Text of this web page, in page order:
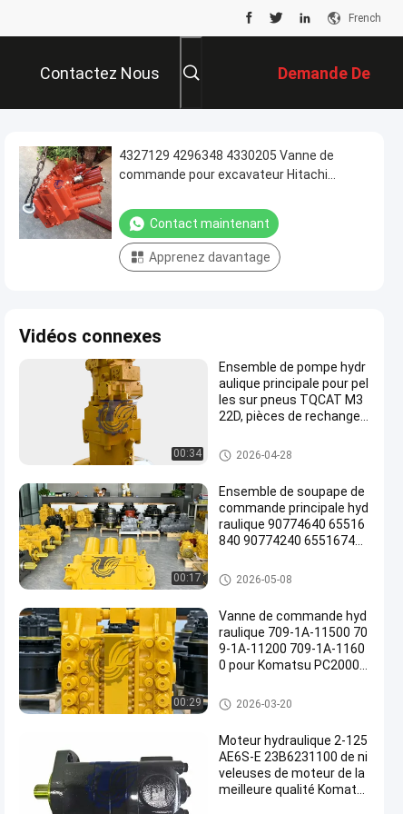
French
Contactez Nous Demande De
Soumission
4327129 4296348 4330205 Vanne de
commande pour excavateur Hitachi
Contact maintenant
Apprenez davantage
Vidéos connexes
00:34
Ensemble de pompe hydr
aulique principale pour pel
les sur pneus TQCAT M3
22D, pièces de rechange r
196-8429 251-8036 432-8
163 251-8037 432-8569
Excavatrice Hydraulic Pump
2026-04-28
00:17
Ensemble de soupape de
commande principale hyd
raulique 90774640 65516
840 90774240 65516740
000-6 PC4000-6, pièces d
e rechange pour mines de
Excavatrice Main Control Valv
e
2026-05-08
00:29
Vanne de commande hyd
raulique 709-1A-11500 70
9-1A-11200 709-1A-1160
0 pour Komatsu PC2000-
Excavatrice Main Control Valv
e
2026-03-20
Moteur hydraulique 2-125
AE6S-E 23B6231100 de ni
veleuses de moteur de la
meilleure qualité Komats